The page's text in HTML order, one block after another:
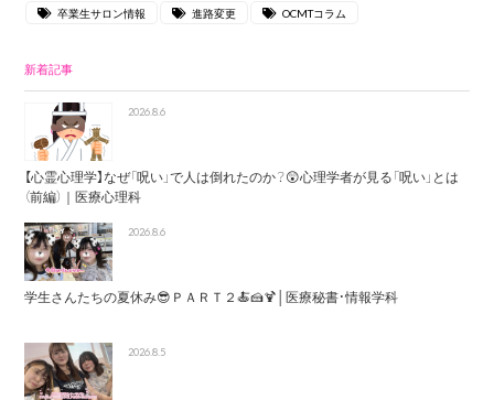
卒業生サロン情報 進路変更 OCMTコラム
新着記事
2026.8.6
【心霊心理学】なぜ「呪い」で人は倒れたのか？😲心理学者が見る「呪い」とは
（前編）｜医療心理科
2026.8.6
学生さんたちの夏休み😎ＰＡＲＴ２🍝🍰🍹│医療秘書・情報学科
2026.8.5